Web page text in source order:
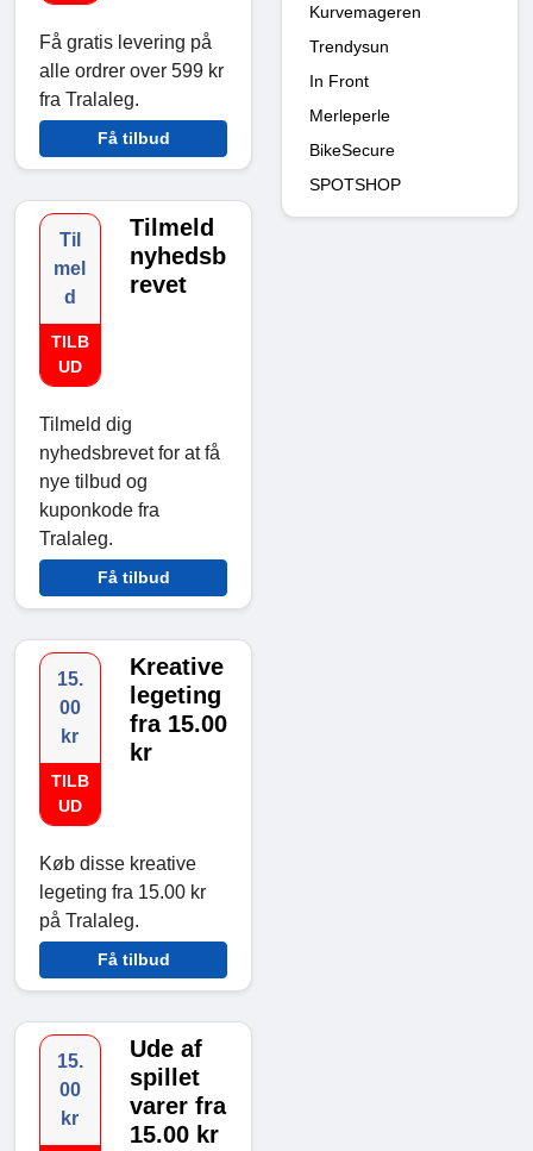
Få gratis levering på
alle ordrer over 599 kr
fra Tralaleg.
Få tilbud
Til
mel
d
TILB
UD
Tilmeld
nyhedsb
revet
Tilmeld dig
nyhedsbrevet for at få
nye tilbud og
kuponkode fra
Tralaleg.
Få tilbud
15.
00
kr
TILB
UD
Kreative
legeting
fra 15.00
kr
Køb disse kreative
legeting fra 15.00 kr
på Tralaleg.
Få tilbud
15.
00
kr
Ude af
spillet
varer fra
15.00 kr
Kurvemageren
Trendysun
In Front
Merleperle
BikeSecure
SPOTSHOP